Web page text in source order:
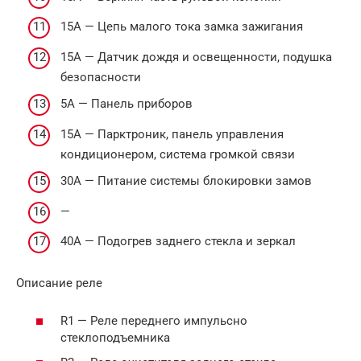
15А — Цепь малого тока замка зажигания
15А — Датчик дождя и освещенности, подушка
безопасности
5А — Панель приборов
15А — Парктроник, панель управления
кондиционером, система громкой связи
30А — Питание системы блокировки замов
—
40А — Подогрев заднего стекла и зеркал
Описание реле
R1 — Реле переднего импульсно
стеклоподъемника